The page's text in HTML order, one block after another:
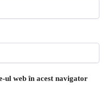
ul web în acest navigator